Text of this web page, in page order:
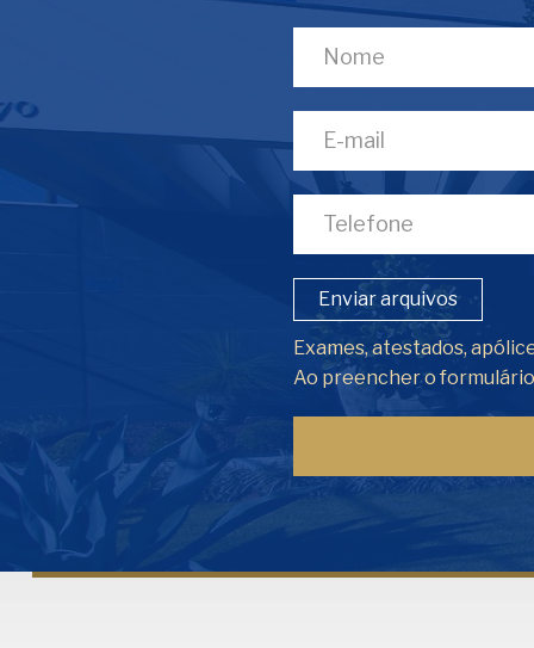
Enviar arquivos
Exames, atestados,
Ao preencher o